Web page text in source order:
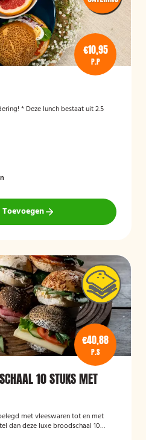
€10,95
P.P
* Deze lunch bestaat uit 2.5
Toevoegen
€40,88
P.S
10 STUKS MET
met vleeswaren tot en met
dan deze luxe broodschaal 10